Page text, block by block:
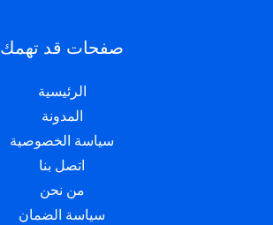
صفحات قد تهمك
الرئيسية
المدونة
سياسة الخصوصية
اتصل بنا
من نحن
سياسة الضمان